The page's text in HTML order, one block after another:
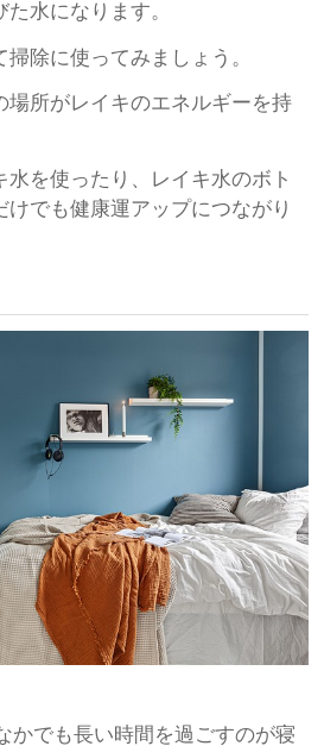
水になります。
除に使ってみましょう。
場所がレイキのエネルギーを持
水を使ったり、レイキ水のボト
けでも健康運アップにつながり
かでも長い時間を過ごすのが寝